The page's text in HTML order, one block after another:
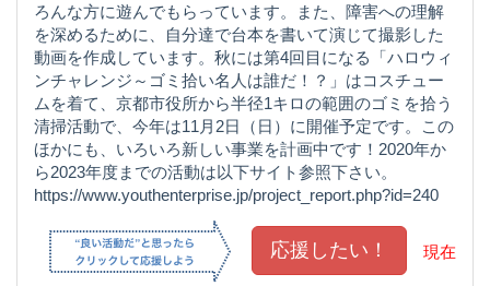
ろんな方に遊んでもらっています。また、障害への理解
を深めるために、自分達で台本を書いて演じて撮影した
動画を作成しています。秋には第4回目になる「ハロウィ
ンチャレンジ～ゴミ拾い名人は誰だ！？」はコスチュー
ムを着て、京都市役所から半径1キロの範囲のゴミを拾う
清掃活動で、今年は11月2日（日）に開催予定です。この
ほかにも、いろいろ新しい事業を計画中です！2020年か
ら2023年度までの活動は以下サイト参照下さい。
https://www.youthenterprise.jp/project_report.php?id=240
現在